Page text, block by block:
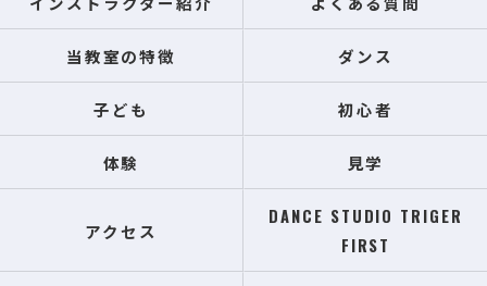
当教室の特徴 ダンス
子ども 初心者
体験 見学
アクセス
DANCE STUDIO TRIGER
FIRST